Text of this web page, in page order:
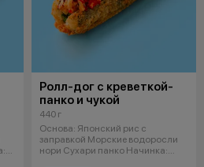
Ролл-дог с креветкой-
панко и чукой
440 г
Основа: Японский рис с
заправкой Морские водоросли
нори Сухари панко Начинка: